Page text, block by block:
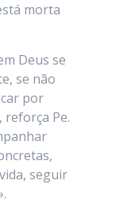
morta
Deus se
se não
por
reforça Pe.
seguir